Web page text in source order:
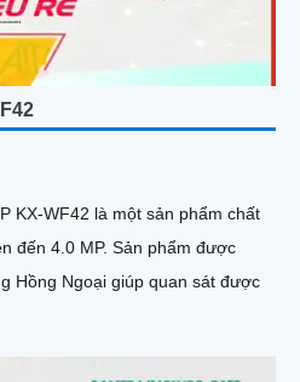
KX-WF42 là một sản phẩm chất
Sản phẩm được
Hồng Ngoại giúp quan sát được